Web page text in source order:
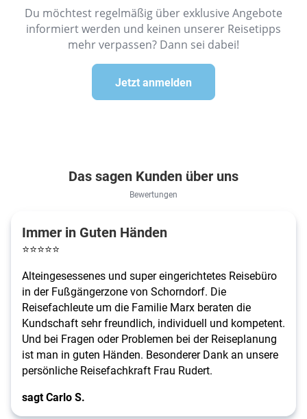
Du möchtest regelmäßig über exklusive Angebote
informiert werden und keinen unserer Reisetipps
mehr verpassen? Dann sei dabei!
Jetzt anmelden
Das sagen Kunden über uns
Bewertungen
Immer in Guten Händen
⭐⭐⭐⭐⭐
Alteingesessenes und super eingerichtetes Reisebüro
in der Fußgängerzone von Schorndorf. Die
Reisefachleute um die Familie Marx beraten die
Kundschaft sehr freundlich, individuell und kompetent.
Und bei Fragen oder Problemen bei der Reiseplanung
ist man in guten Händen. Besonderer Dank an unsere
persönliche Reisefachkraft Frau Rudert.
sagt Carlo S.